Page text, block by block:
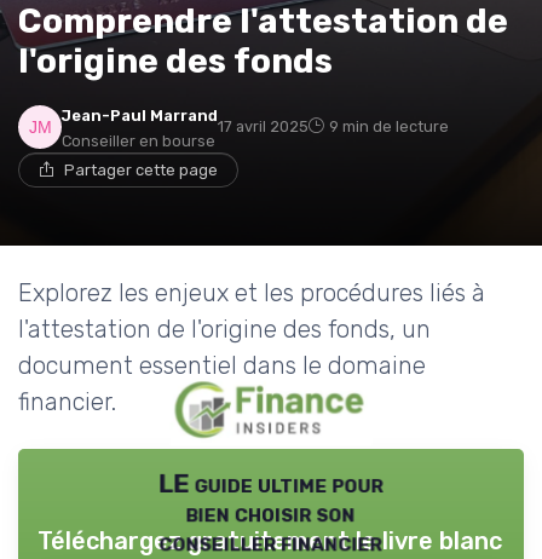
Comprendre l'attestation de
l'origine des fonds
Jean-Paul Marrand
Conseiller en bourse
17 avril 2025 9 min de lecture
Partager cette page
Explorez les enjeux et les procédures liés à
l'attestation de l'origine des fonds, un
document essentiel dans le domaine
financier.
LE guide ultime pour
bien choisir son
conseiller financier
Téléchargez gratuitement le livre blanc